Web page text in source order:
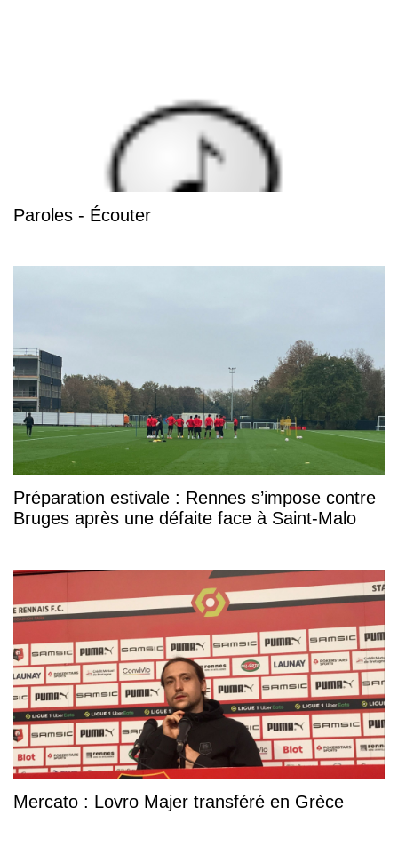
Paroles - Écouter
Préparation estivale : Rennes s’impose contre
Bruges après une défaite face à Saint-Malo
Mercato : Lovro Majer transféré en Grèce